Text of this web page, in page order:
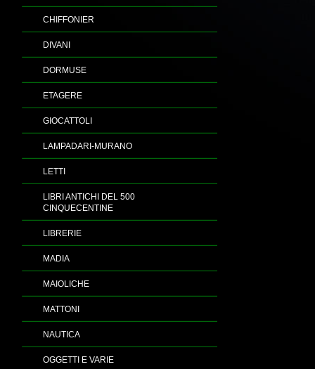
CHIFFONIER
DIVANI
DORMUSE
ETAGERE
GIOCATTOLI
LAMPADARI-MURANO
LETTI
LIBRI ANTICHI DEL 500
CINQUECENTINE
LIBRERIE
MADIA
MAIOLICHE
MATTONI
NAUTICA
OGGETTI E VARIE